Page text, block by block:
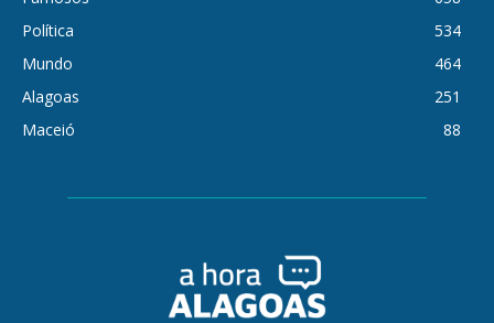
Política
534
Mundo
464
Alagoas
251
Maceió
88